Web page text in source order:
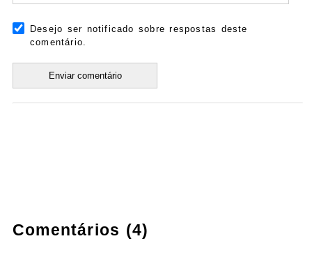
Desejo ser notificado sobre respostas deste
comentário.
Comentários (4)